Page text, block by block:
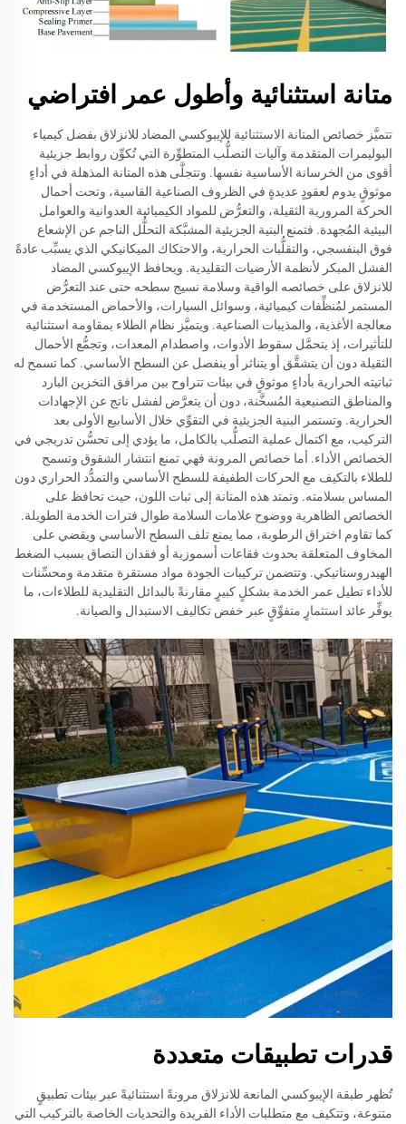
متانة استثنائية وأطول عمر افتراضي
تتميَّز خصائص المتانة الاستثنائية للإيبوكسي المضاد للانزلاق بفضل كيمياء
البوليمرات المتقدمة وآليات التصلُّب المتطوِّرة التي تُكوِّن روابط جزيئية
أقوى من الخرسانة الأساسية نفسها. وتتجلَّى هذه المتانة المذهلة في أداءٍ
موثوقٍ يدوم لعقودٍ عديدةٍ في الظروف الصناعية القاسية، وتحت أحمال
الحركة المرورية الثقيلة، والتعرُّض للمواد الكيميائية العدوانية والعوامل
البيئية المُجهدة. فتمنع البنية الجزيئية المشبَّكة التحلُّل الناجم عن الإشعاع
فوق البنفسجي، والتقلُّبات الحرارية، والاحتكاك الميكانيكي الذي يسبِّب عادةً
الفشل المبكر لأنظمة الأرضيات التقليدية. ويحافظ الإيبوكسي المضاد
للانزلاق على خصائصه الواقية وسلامة نسيج سطحه حتى عند التعرُّض
المستمر لمُنظِّفات كيميائية، وسوائل السيارات، والأحماض المستخدمة في
معالجة الأغذية، والمذيبات الصناعية. ويتميَّز نظام الطلاء بمقاومة استثنائية
للتأثيرات، إذ يتحمَّل سقوط الأدوات، واصطدام المعدات، وتجمُّع الأحمال
الثقيلة دون أن يتشقَّق أو يتناثر أو ينفصل عن السطح الأساسي. كما تسمح له
ثباتيته الحرارية بأداءٍ موثوقٍ في بيئات تتراوح بين مرافق التخزين البارد
والمناطق التصنيعية المُسخَّنة، دون أن يتعرَّض لفشل ناتج عن الإجهادات
الحرارية. وتستمر البنية الجزيئية في التقوِّي خلال الأسابيع الأولى بعد
التركيب، مع اكتمال عملية التصلُّب بالكامل، ما يؤدي إلى تحسُّن تدريجي في
الخصائص الأداء. أما خصائص المرونة فهي تمنع انتشار الشقوق وتسمح
للطلاء بالتكيف مع الحركات الطفيفة للسطح الأساسي والتمدُّد الحراري دون
المساس بسلامته. وتمتد هذه المتانة إلى ثبات اللون، حيث تحافظ على
الخصائص الظاهرية ووضوح علامات السلامة طوال فترات الخدمة الطويلة.
كما تقاوم اختراق الرطوبة، مما يمنع تلف السطح الأساسي ويقضي على
المخاوف المتعلقة بحدوث فقاعات أسموزية أو فقدان التصاق بسبب الضغط
الهيدروستاتيكي. وتتضمن تركيبات الجودة مواد مستقرة متقدمة ومحسِّنات
للأداء تطيل عمر الخدمة بشكلٍ كبيرٍ مقارنةً بالبدائل التقليدية للطلاءات، ما
يوفِّر عائد استثمارٍ متفوِّقٍ عبر خفض تكاليف الاستبدال والصيانة.
قدرات تطبيقات متعددة
تُظهر طبقة الإيبوكسي المانعة للانزلاق مرونةً استثنائيةً عبر بيئات تطبيقٍ
متنوعة، وتتكيف مع متطلبات الأداء الفريدة والتحديات الخاصة بالتركيب التي